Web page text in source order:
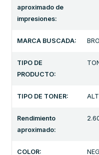
aproximado de
impresiones:
MARCA BUSCADA:
TIPO DE
PRODUCTO:
TIPO DE TONER:
Rendimiento
aproximado:
COLOR: